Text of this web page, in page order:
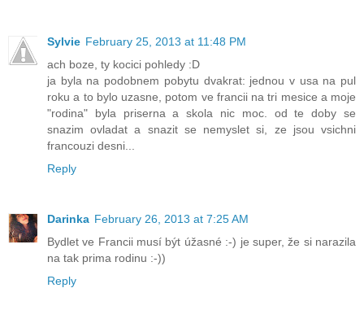
Sylvie February 25, 2013 at 11:48 PM
ach boze, ty kocici pohledy :D
ja byla na podobnem pobytu dvakrat: jednou v usa na pul
roku a to bylo uzasne, potom ve francii na tri mesice a moje
"rodina" byla priserna a skola nic moc. od te doby se
snazim ovladat a snazit se nemyslet si, ze jsou vsichni
francouzi desni...
Reply
Darinka February 26, 2013 at 7:25 AM
Bydlet ve Francii musí být úžasné :-) je super, že si narazila
na tak prima rodinu :-))
Reply